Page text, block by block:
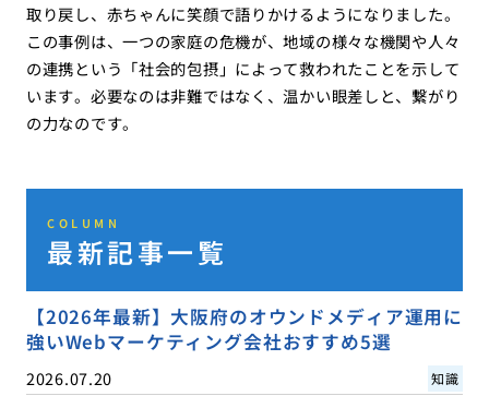
取り戻し、赤ちゃんに笑顔で語りかけるようになりました。
この事例は、一つの家庭の危機が、地域の様々な機関や人々
の連携という「社会的包摂」によって救われたことを示して
います。必要なのは非難ではなく、温かい眼差しと、繋がり
の力なのです。
COLUMN
最新記事一覧
【2026年最新】大阪府のオウンドメディア運用に
強いWebマーケティング会社おすすめ5選
2026.07.20 知識